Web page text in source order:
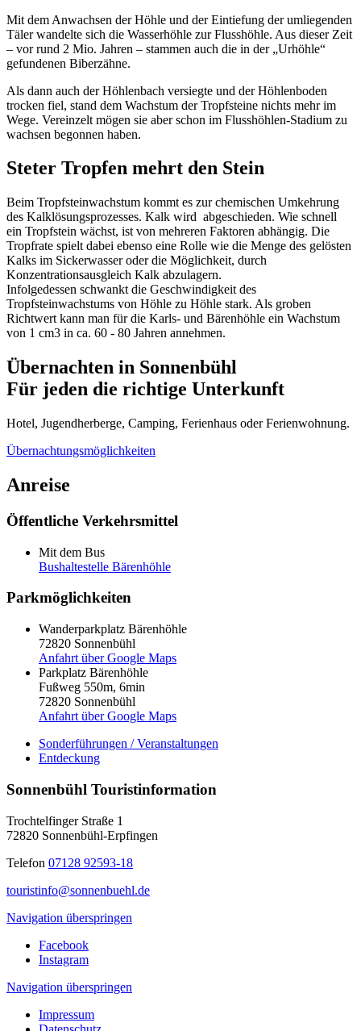
Mit dem Anwachsen der Höhle und der Eintiefung der umliegenden
Täler wandelte sich die Wasserhöhle zur Flusshöhle. Aus dieser Zeit
– vor rund 2 Mio. Jahren – stammen auch die in der „Urhöhle“
gefundenen Biberzähne.
Als dann auch der Höhlenbach versiegte und der Höhlenboden
trocken fiel, stand dem Wachstum der Tropfsteine nichts mehr im
Wege. Vereinzelt mögen sie aber schon im Flusshöhlen-Stadium zu
wachsen begonnen haben.
Steter Tropfen mehrt den Stein
Beim Tropfsteinwachstum kommt es zur chemischen Umkehrung
des Kalklösungsprozesses. Kalk wird abgeschieden. Wie schnell
ein Tropfstein wächst, ist von mehreren Faktoren abhängig. Die
Tropfrate spielt dabei ebenso eine Rolle wie die Menge des gelösten
Kalks im Sickerwasser oder die Möglichkeit, durch
Konzentrationsausgleich Kalk abzulagern.
Infolgedessen schwankt die Geschwindigkeit des
Tropfsteinwachstums von Höhle zu Höhle stark. Als groben
Richtwert kann man für die Karls- und Bärenhöhle ein Wachstum
von 1 cm3 in ca. 60 - 80 Jahren annehmen.
Übernachten in Sonnenbühl
Für jeden die richtige Unterkunft
Hotel, Jugendherberge, Camping, Ferienhaus oder Ferienwohnung.
Übernachtungsmöglichkeiten
Anreise
Öffentliche Verkehrsmittel
Mit dem Bus
Bushaltestelle Bärenhöhle
Parkmöglichkeiten
Wanderparkplatz Bärenhöhle
72820 Sonnenbühl
Anfahrt über Google Maps
Parkplatz Bärenhöhle
Fußweg 550m, 6min
72820 Sonnenbühl
Anfahrt über Google Maps
Sonderführungen / Veranstaltungen
Entdeckung
Sonnenbühl Touristinformation
Trochtelfinger Straße 1
72820 Sonnenbühl-Erpfingen
Telefon 07128 92593-18
touristinfo@sonnenbuehl.de
Navigation überspringen
Facebook
Instagram
Navigation überspringen
Impressum